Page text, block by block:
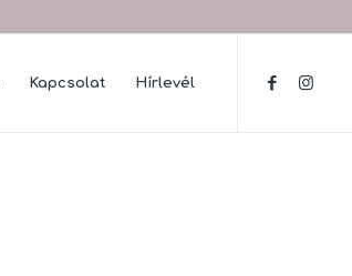
Kapcsolat Hírlevél